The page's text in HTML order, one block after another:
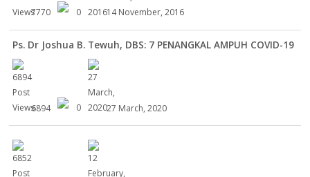
7770 0 14 November, 2016
Ps. Dr Joshua B. Tewuh, DBS: 7 PENANGKAL AMPUH COVID-19
6894 0 27 March, 2020